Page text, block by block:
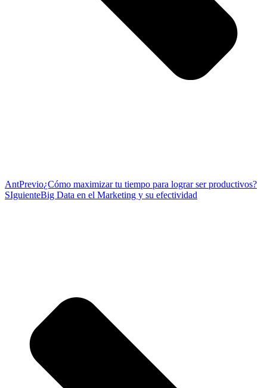
AntPrevio¿Cómo maximizar tu tiempo para lograr ser productivos?
SIguienteBig Data en el Marketing y su efectividad